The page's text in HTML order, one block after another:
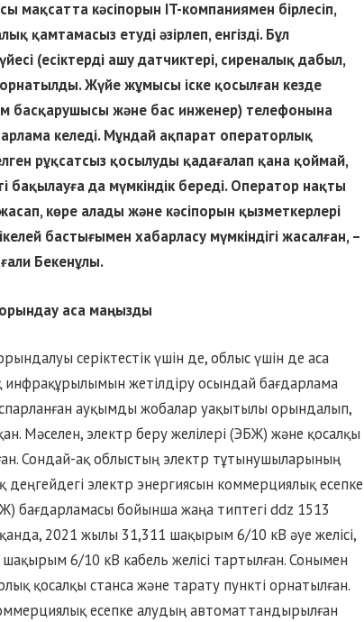
мақсатта кәсіпорын IT-компаниямен бірлесіп,
қамтамасыз етуді әзірлеп, енгізді. Бұл
(есіктерді ашу датчиктері, сиреналық дабыл,
Жүйе жұмысы іске қосылған кезде
басқарушысы және бас инженер) телефонына
келеді. Мұндай ақпарат операторлық
рұқсатсыз қосылуды қадағалап қана қоймай,
бақылауға да мүмкіндік береді. Оператор нақты
көре алады және кәсіпорын қызметкерлері
бастығымен хабарласу мүмкіндігі жасалған, –
Бекенұлы.
аса маңызды
серіктестік үшін де, облыс үшін де аса
жетілдіру осындай бағдарлама
ауқымды жобалар уақытылы орындалып,
Мәселен, электр беру желілері (ЭБЖ) және қосалқы
Сондай-ақ облыстың электр тұтынушыларының
электр энергиясын коммерциялық есепке
бағдарламасы бойынша жаңа типтегі ddz 1513
2021 жылы 31,311 шақырым 6/10 кВ әуе желісі,
6/10 кВ кабель желісі тартылған. Сонымен
қосалқы станса және тарату пункті орнатылған.
есепке алудың автоматтандырылған